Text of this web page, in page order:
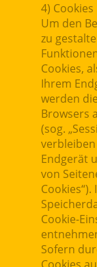
4) Cookies
Um den
zu
Cookies,
Ihrem
werden
Browsers
(sog.
Endgerät
von
Cookie-
Sofern